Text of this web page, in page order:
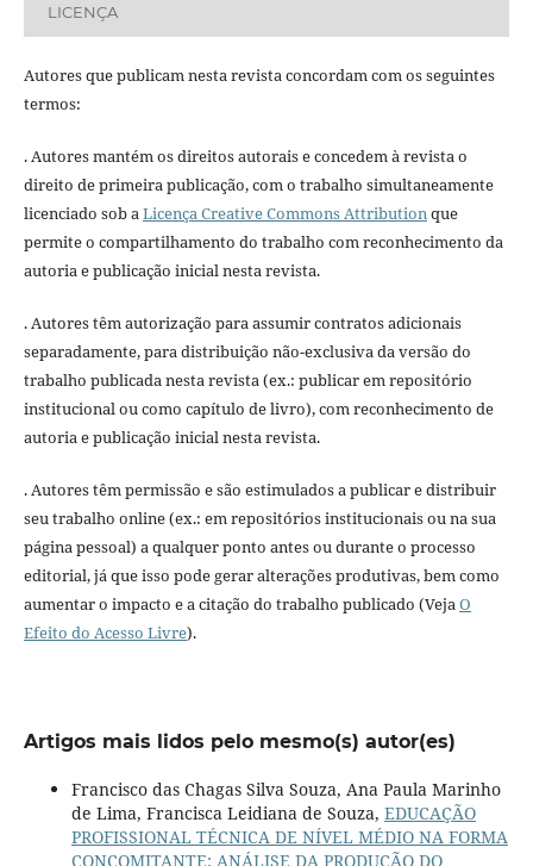
LICENÇA
Autores que publicam nesta revista concordam com os seguintes
termos:
. Autores mantém os direitos autorais e concedem à revista o
direito de primeira publicação, com o trabalho simultaneamente
licenciado sob aLicença Creative Commons Attributionque
permite o compartilhamento do trabalho com reconhecimento da
autoria e publicação inicial nesta revista.
. Autores têm autorização para assumir contratos adicionais
separadamente, para distribuição não-exclusiva da versão do
trabalho publicada nesta revista (ex.: publicar em repositório
institucional ou como capítulo de livro), com reconhecimento de
autoria e publicação inicial nesta revista.
. Autores têm permissão e são estimulados a publicar e distribuir
seu trabalho online (ex.: em repositórios institucionais ou na sua
página pessoal) a qualquer ponto antes ou durante o processo
editorial, já que isso pode gerar alterações produtivas, bem como
aumentar o impacto e a citação do trabalho publicado (VejaO
Efeito do Acesso Livre).
Artigos mais lidos pelo mesmo(s) autor(es)
Francisco das Chagas Silva Souza, Ana Paula Marinho
de Lima, Francisca Leidiana de Souza, EDUCAÇÃO
PROFISSIONAL TÉCNICA DE NÍVEL MÉDIO NA FORMA
CONCOMITANTE: ANÁLISE DA PRODUÇÃO DO